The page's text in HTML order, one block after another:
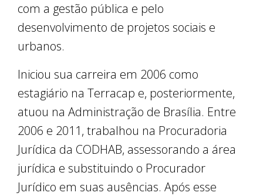
com a gestão pública e pelo
desenvolvimento de projetos sociais e
urbanos.
Iniciou sua carreira em 2006 como
estagiário na Terracap e, posteriormente,
atuou na Administração de Brasília. Entre
2006 e 2011, trabalhou na Procuradoria
Jurídica da CODHAB, assessorando a área
jurídica e substituindo o Procurador
Jurídico em suas ausências. Após esse